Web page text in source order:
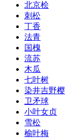
北京桧
刺松
丁香
法青
国槐
流苏
木瓜
七叶树
染井吉野樱
卫矛球
小叶女贞
雪松
榆叶梅